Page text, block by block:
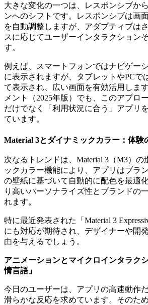
大きな変化の一つは、レスポンシブか
ンへのシフトです。レスポンシブは画
を自動調整しますが、アダプティブは
スに応じてユーザーインタラクション
す。
例えば、スマートフォンではナビゲー
に表示されますが、タブレットやPCで
て表示され、広い画面を有効活用しま
メント（2025年版）でも、このアプロ
だけでなく「利用状況に合う」アプリ
ています。
Material 3とダイナミックカラー：体験
次なるトレンドは、Material 3（M3）の
ックカラー機能により、アプリはブラ
の壁紙に基づいて自動的に配色を最適
り高いパーソナライズ性とブランドの
れます。
特に最近発表された「Material 3
にも対応が期待され、デザイナーや開
由を与えるでしょう。
アニメーションとマイクロインタラク
情言語」
今日のユーザーは、アプリの高速動作
滑らかな反応を求めています。そのた